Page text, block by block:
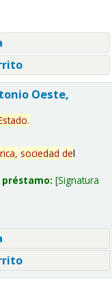
Oeste,
.
sociedad del
Signatura